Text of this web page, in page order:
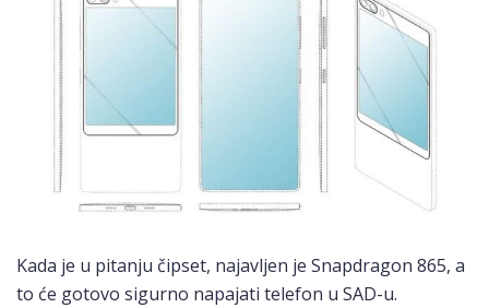
Kada je u pitanju čipset, najavljen je Snapdragon 865, a
to će gotovo sigurno napajati telefon u SAD-u.